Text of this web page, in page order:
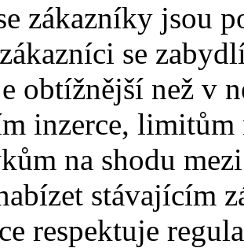
zákazníky jsou
se
obtížnější než v
inzerce, limitům
na shodu
stávajícím
respektuje